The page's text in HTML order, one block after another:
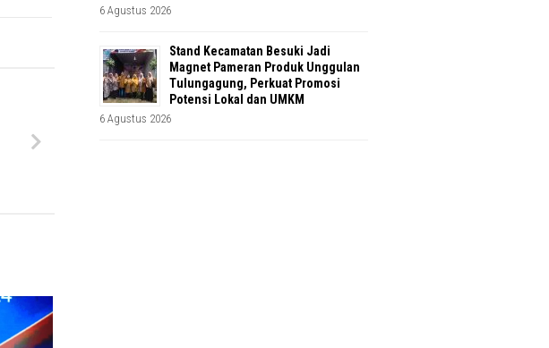
6 Agustus 2026
Stand Kecamatan Besuki Jadi
Magnet Pameran Produk Unggulan
Tulungagung, Perkuat Promosi
Potensi Lokal dan UMKM
6 Agustus 2026